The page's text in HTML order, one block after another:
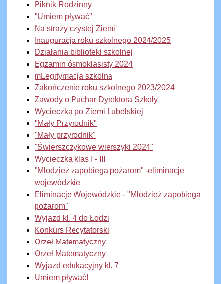
Piknik Rodzinny
"Umiem pływać"
Na straży czystej Ziemi
Inauguracja roku szkolnego 2024/2025
Działania biblioteki szkolnej
Egzamin ósmoklasisty 2024
mLegitymacja szkolna
Zakończenie roku szkolnego 2023/2024
Zawody o Puchar Dyrektora Szkoły
Wycieczka po Ziemi Lubelskiej
"Mały Przyrodnik"
"Mały przyrodnik"
"Świerszczykowe wierszyki 2024"
Wycieczka klas I - III
"Młodzież zapobiega pożarom" -eliminacje
wojewódzkie
Eliminacje Wojewódzkie - "Młodzież zapobiega
pożarom"
Wyjazd kl. 4 do Łodzi
Konkurs Recytatorski
Orzeł Matematyczny
Orzeł Matematyczny
Wyjazd edukacyjny kl. 7
Umiem pływać!